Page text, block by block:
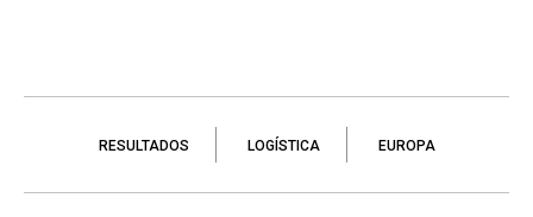
RESULTADOS LOGÍSTICA EUROPA